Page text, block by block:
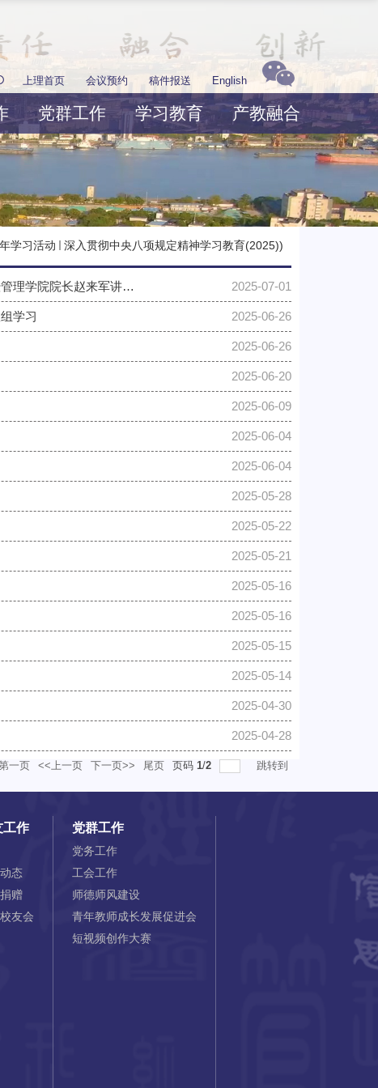
上理首页 会议预约 稿件报送 English
党群工作 学习教育 产教融合
学习活动 深入贯彻中央八项规定精神学习教育(2025))
人工智能系与公共管理系党支部开展深入贯彻中央八项规定精神学习教育联组学习暨管理学院院长赵来军讲授专题... 2025-07-01
学习 2025-06-26
2025-06-26
2025-06-20
2025-06-09
2025-06-04
2025-06-04
2025-05-28
2025-05-22
2025-05-21
2025-05-16
2025-05-16
2025-05-15
2025-05-14
2025-04-30
2025-04-28
一页 <<上一页 下一页>> 尾页 页码 1/2 跳转到
工作
态
赠
友会
党群工作
党务工作
工会工作
师德师风建设
青年教师成长发展促进会
短视频创作大赛